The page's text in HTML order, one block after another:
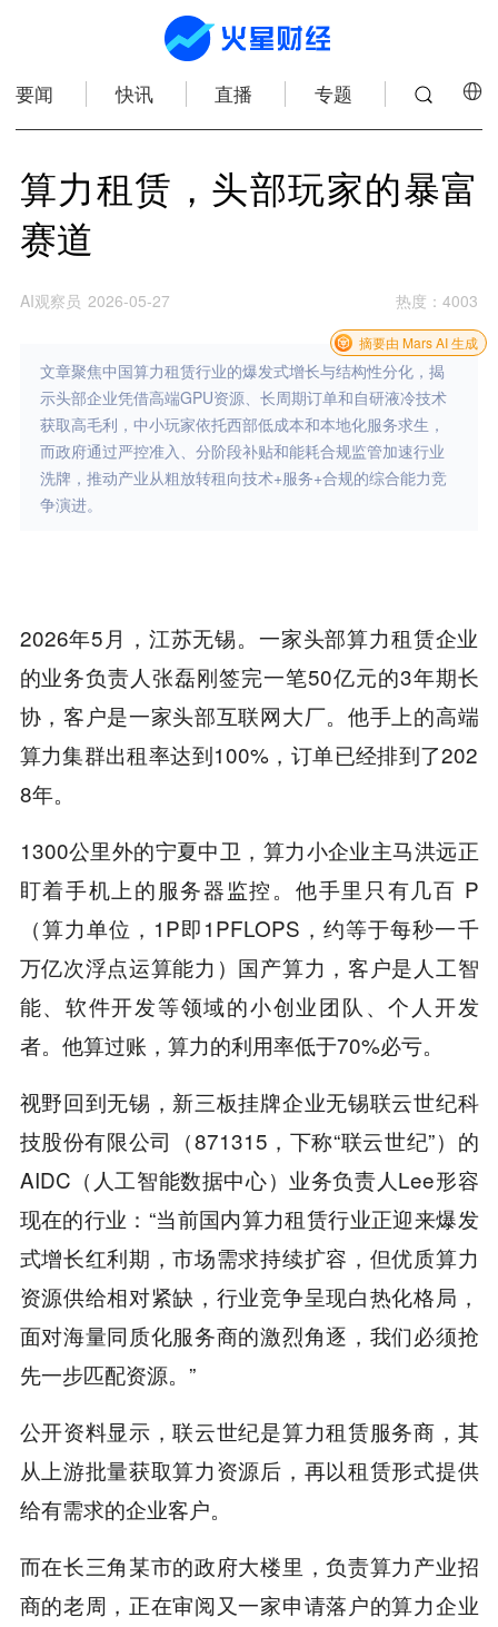
要闻 快讯 直播 专题
算力租赁，头部玩家的暴富
赛道
AI观察员 2026-05-27 热度 ：4003
文章聚焦中国算力租赁行业的爆发式增长与结构性分化，揭
示头部企业凭借高端GPU资源、长周期订单和自研液冷技术
获取高毛利，中小玩家依托西部低成本和本地化服务求生，
而政府通过严控准入、分阶段补贴和能耗合规监管加速行业
洗牌，推动产业从粗放转租向技术+服务+合规的综合能力竞
争演进。
摘要由 Mars AI 生成
2026年5月，江苏无锡。一家头部算力租赁企业
的业务负责人张磊刚签完一笔50亿元的3年期长
协，客户是一家头部互联网大厂。他手上的高端
算力集群出租率达到100%，订单已经排到了202
8年。
1300公里外的宁夏中卫，算力小企业主马洪远正
盯着手机上的服务器监控。他手里只有几百 P
（算力单位，1P即1PFLOPS，约等于每秒一千
万亿次浮点运算能力）国产算力，客户是人工智
能、软件开发等领域的小创业团队、个人开发
者。他算过账，算力的利用率低于70%必亏。
视野回到无锡，新三板挂牌企业无锡联云世纪科
技股份有限公司（871315，下称“联云世纪”）的
AIDC（人工智能数据中心）业务负责人Lee形容
现在的行业：“当前国内算力租赁行业正迎来爆发
式增长红利期，市场需求持续扩容，但优质算力
资源供给相对紧缺，行业竞争呈现白热化格局，
面对海量同质化服务商的激烈角逐，我们必须抢
先一步匹配资源。”
公开资料显示，联云世纪是算力租赁服务商，其
从上游批量获取算力资源后，再以租赁形式提供
给有需求的企业客户。
而在长三角某市的政府大楼里，负责算力产业招
商的老周，正在审阅又一家申请落户的算力企业